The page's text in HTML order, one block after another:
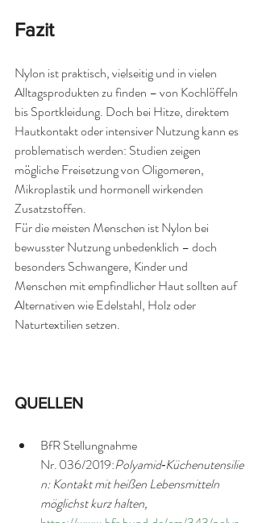
Fazit
Nylon ist praktisch, vielseitig und in vielen
Alltagsprodukten zu finden – von Kochlöffeln
bis Sportkleidung. Doch bei Hitze, direktem
Hautkontakt oder intensiver Nutzung kann es
problematisch werden: Studien zeigen
mögliche Freisetzung von Oligomeren,
Mikroplastik und hormonell wirkenden
Zusatzstoffen.
Für die meisten Menschen ist Nylon bei
bewusster Nutzung unbedenklich – doch
besonders Schwangere, Kinder und
Menschen mit empfindlicher Haut sollten auf
Alternativen wie Edelstahl, Holz oder
Naturtextilien setzen.
QUELLEN
BfR Stellungnahme
Nr. 036/2019:Polyamid‑Küchenutensilie
n: Kontakt mit heißen Lebensmitteln
möglichst kurz halten,